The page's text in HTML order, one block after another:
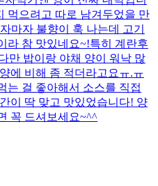
먹으려고 따로 남겨두었을 만
마자 불향이 훅 나는데 고기
라 참 맛있네요~!특히 계란후
만 밥이랑 야채 양이 워낙 많
에 비해 좀 적더라고요ㅠ.ㅠ
는 걸 좋아해서 소스를 직접
이 딱 맞고 맛있었습니다! 양
꼭 드셔보세요~^^